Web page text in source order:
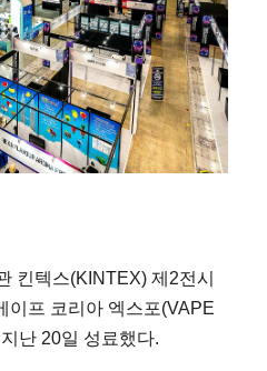
킨텍스(KINTEX) 제2전시
이프 코리아 엑스포(VAPE
난 20일 성료했다.